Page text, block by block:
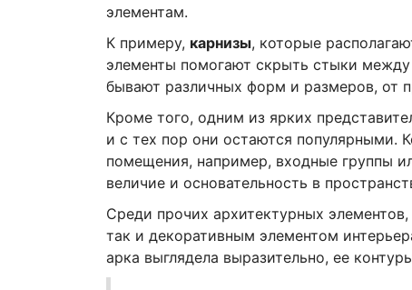
элементам.
К примеру, карнизы, которые
элементы помогают скрыть стыки
бывают различных форм и размеров, от
Кроме того, одним из ярких
и с тех пор они остаются популярными.
помещения, например, входные группы
величие и основательность в
Среди прочих архитектурных
так и декоративным элементом
арка выглядела выразительно, ее